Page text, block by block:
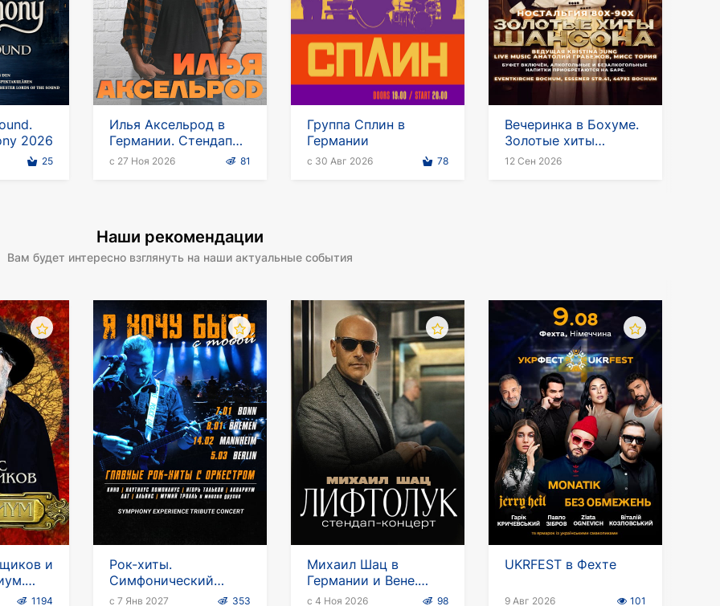
2026
25
Илья Аксельрод в
Германии. Стендап
тур
с 27 Ноя 2026 81
Группа Сплин в
Германии
с 30 Авг 2026 78
Вечеринка в Бохуме.
Золотые хиты
шансона
12 Сен 2026
Наши рекомендации
Вам будет интересно взглянуть на наши актуальные события
и
1194
Рок-хиты.
Симфонический
трибьют "Я хочу быть
с 7 Янв 2027 353
Михаил Шац в
Германии и Вене.
Стендап-тур
с 4 Ноя 2026 98
UKRFEST в Фехте
9 Авг 2026 101